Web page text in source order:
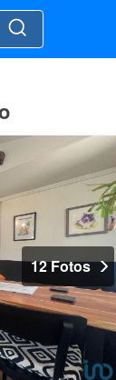
12 Fotos